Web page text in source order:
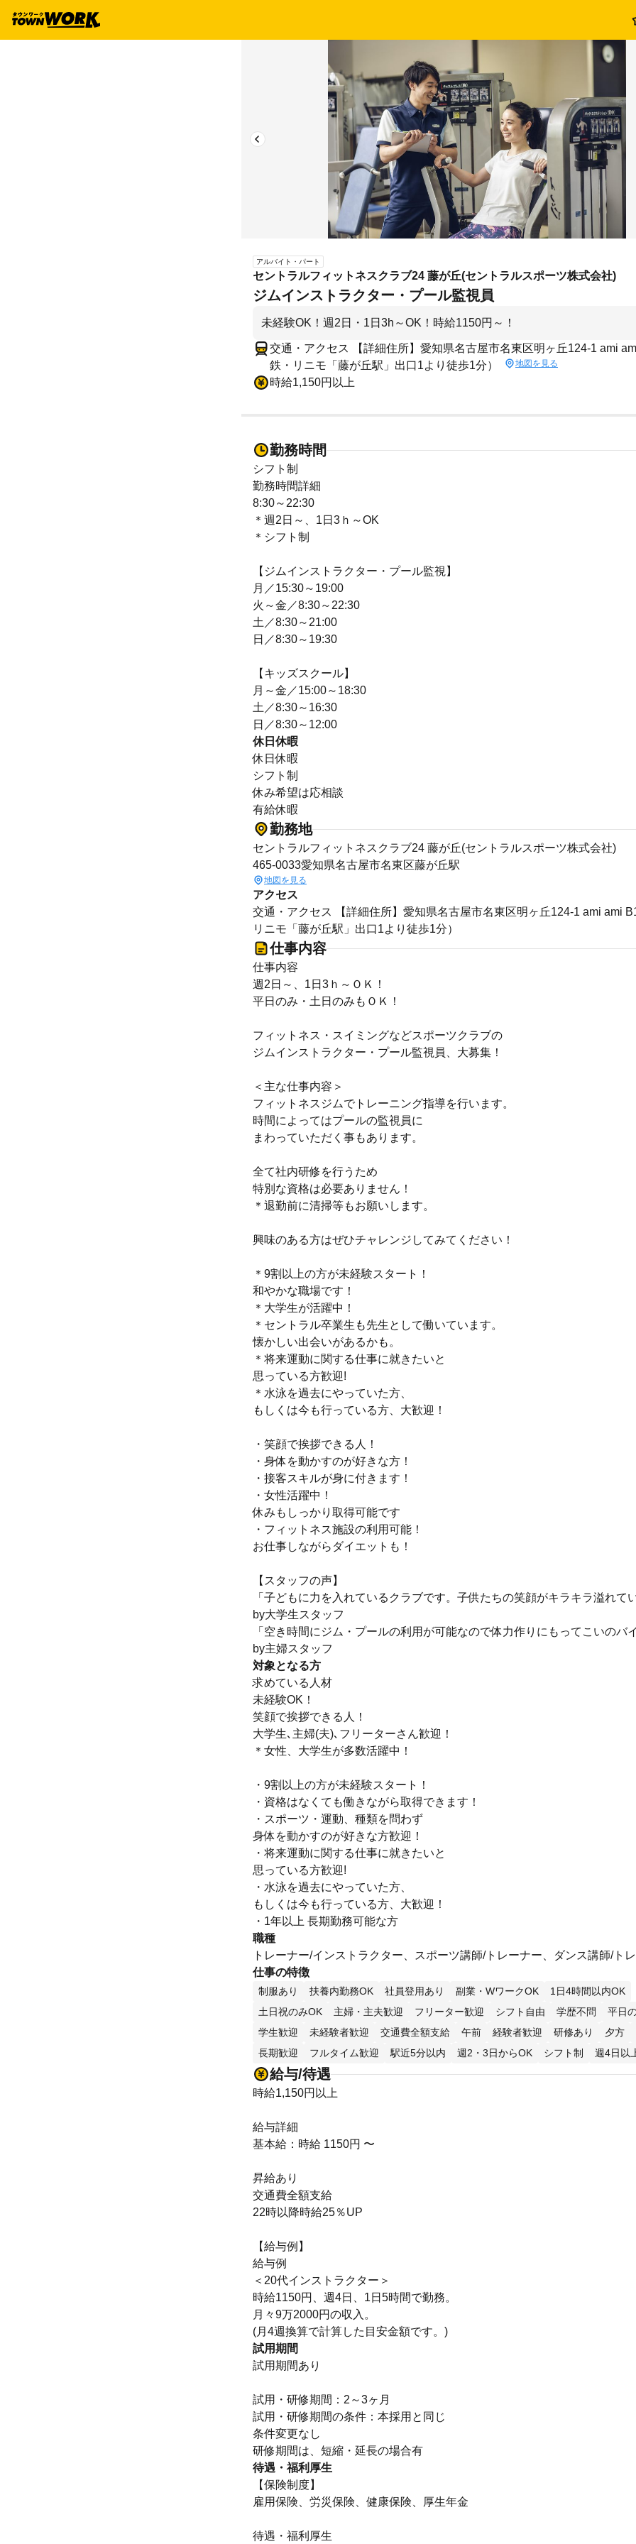
アルバイト・パート
セントラルフィットネスクラブ24 藤が丘(セントラルスポーツ株式会社)
ジムインストラクター・プール監視員
未経験OK！週2日・1日3h～OK！時給1150円～！
交通・アクセス 【詳細住所】愛知県名古屋市名東区明ヶ丘124-1 ami
鉄・リニモ「藤が丘駅」出口1より徒歩1分）
地図を見る
時給1,150円以上
勤務時間
シフト制
勤務時間詳細
8:30～22:30
＊週2日～、1日3ｈ～OK
＊シフト制
【ジムインストラクター・プール監視】
月／15:30～19:00
火～金／8:30～22:30
土／8:30～21:00
日／8:30～19:30
【キッズスクール】
月～金／15:00～18:30
土／8:30～16:30
日／8:30～12:00
休日休暇
休日休暇
シフト制
休み希望は応相談
有給休暇
勤務地
セントラルフィットネスクラブ24 藤が丘(セントラルスポーツ株式会社)
465-0033愛知県名古屋市名東区藤が丘駅
地図を見る
アクセス
交通・アクセス 【詳細住所】愛知県名古屋市名東区明ヶ丘124-1 ami ami
リニモ「藤が丘駅」出口1より徒歩1分）
仕事内容
仕事内容
週2日～、1日3ｈ～ＯＫ！
平日のみ・土日のみもＯＫ！
フィットネス・スイミングなどスポーツクラブの
ジムインストラクター・プール監視員、大募集！
＜主な仕事内容＞
フィットネスジムでトレーニング指導を行います。
時間によってはプールの監視員に
まわっていただく事もあります。
全て社内研修を行うため
特別な資格は必要ありません！
＊退勤前に清掃等もお願いします。
興味のある方はぜひチャレンジしてみてください！
＊9割以上の方が未経験スタート！
和やかな職場です！
＊大学生が活躍中！
＊セントラル卒業生も先生として働いています。
懐かしい出会いがあるかも。
＊将来運動に関する仕事に就きたいと
思っている方歓迎!
＊水泳を過去にやっていた方、
もしくは今も行っている方、大歓迎！
・笑顔で挨拶できる人！
・身体を動かすのが好きな方！
・接客スキルが身に付きます！
・女性活躍中！
休みもしっかり取得可能です
・フィットネス施設の利用可能！
お仕事しながらダイエットも！
【スタッフの声】
「子どもに力を入れているクラブです。子供たちの笑顔がキラキラ溢れて
by大学生スタッフ
「空き時間にジム・プールの利用が可能なので体力作りにもってこいのバ
by主婦スタッフ
対象となる方
求めている人材
未経験OK！
笑顔で挨拶できる人！
大学生､主婦(夫)､フリーターさん歓迎！
＊女性、大学生が多数活躍中！
・9割以上の方が未経験スタート！
・資格はなくても働きながら取得できます！
・スポーツ・運動、種類を問わず
身体を動かすのが好きな方歓迎！
・将来運動に関する仕事に就きたいと
思っている方歓迎!
・水泳を過去にやっていた方、
もしくは今も行っている方、大歓迎！
・1年以上 長期勤務可能な方
職種
トレーナー/インストラクター、スポーツ講師/トレーナー、ダンス講師/ト
仕事の特徴
制服あり 扶養内勤務OK 社員登用あり 副業・WワークOK
1日4時間以内OK
土日祝のみOK
主婦・主夫歓迎 フリーター歓迎 シフト自由 学歴不問
平日
学生歓迎
未経験者歓迎 交通費全額支給 午前 経験者歓迎 研修あり 夕方
長期歓迎
フルタイム歓迎 駅近5分以内 週2・3日からOK シフト制 週4日以
給与/待遇
時給1,150円以上
給与詳細
基本給：時給 1150円 〜
昇給あり
交通費全額支給
22時以降時給25％UP
【給与例】
給与例
＜20代インストラクター＞
時給1150円、週4日、1日5時間で勤務。
月々9万2000円の収入。
(月4週換算で計算した目安金額です。)
試用期間
試用期間あり
試用・研修期間：2～3ヶ月
試用・研修期間の条件：本採用と同じ
条件変更なし
待遇・福利厚生
【保険制度】
雇用保険、労災保険、健康保険、厚生年金
待遇・福利厚生